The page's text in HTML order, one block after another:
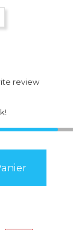
review